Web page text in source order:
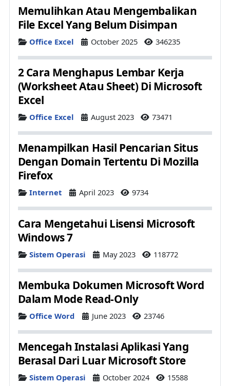
Memulihkan Atau Mengembalikan
File Excel Yang Belum Disimpan
Details
Office Excel October 2025 346235
2 Cara Menghapus Lembar Kerja
(Worksheet Atau Sheet) Di Microsoft
Excel
Details
Office Excel August 2023 73471
Menampilkan Hasil Pencarian Situs
Dengan Domain Tertentu Di Mozilla
Firefox
Details
Internet April 2023 9734
Cara Mengetahui Lisensi Microsoft
Windows 7
Details
Sistem Operasi May 2023 118772
Membuka Dokumen Microsoft Word
Dalam Mode Read-Only
Details
Office Word June 2023 23746
Mencegah Instalasi Aplikasi Yang
Berasal Dari Luar Microsoft Store
Details
Sistem Operasi October 2024 15588